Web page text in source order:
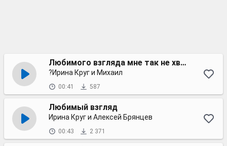
Любимого взгляда мне так не хватает
?Ирина Круг и Михаил
00:41 587
Любимый взгляд
Ирина Круг и Алексей Брянцев
00:43 2 371